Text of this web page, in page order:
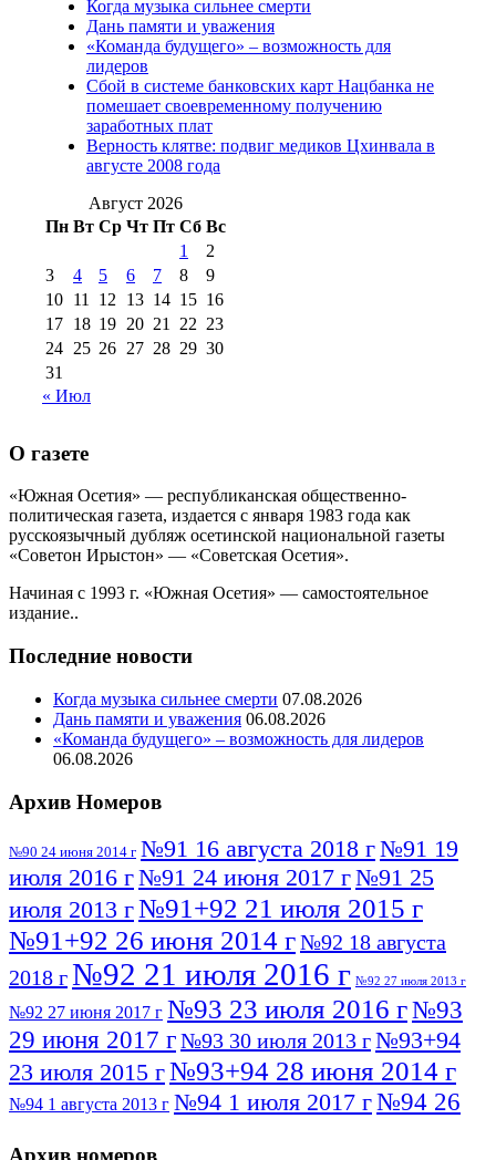
(15)№98 1 августа 2015 г
августа 2016 г(10)№98 5 июля 2014 г
№98 8 августа 2013 г(9) №98 14
августа 2012 г(14)
2017 г(9) №99 4 августа 2015 г
№99 4 августа
августа 2012 г(11)
августа 2013 г
(12)
Когда музыка сильнее смерти
Дань памяти и уважения
«Команда будущего» – возможность для
лидеров
Сбой в системе банковских карт Нацбанка не
помешает своевременному получению
заработных плат
Верность клятве: подвиг медиков Цхинвала в
августе 2008 года
Август 2026
Пн Вт Ср Чт Пт Сб Вс
1
2
3
4 5 6 7 8
9
10 11 12 13 14 15 16
17 18 19 20 21 22 23
24 25 26 27 28 29 30
31
« Июл
О газете
«Южная Осетия» — республиканская общественно-
политическая газета, издается с января 1983 года как
русскоязычный дубляж осетинской национальной газеты
«Советон Ирыстон» — «Советская Осетия».
Начиная с 1993 г. «Южная Осетия» — самостоятельное
издание..
Последние новости
Когда музыка сильнее смерти 07.08.2026
Дань памяти и уважения 06.08.2026
«Команда будущего» – возможность для лидеров
06.08.2026
Архив Номеров
№90 24 июня 2014 г №91 16 августа 2018 г№91 19
июля 2016 г№91 24 июня 2017 г№91 25
июля 2013 г№91+92 21 июля 2015 г
№91+92 26 июня 2014 г№92 18 августа
2018 г№92 21 июля 2016 г №92 27 июля 2013 г
№92 27 июня 2017 г №93 23 июля 2016 г№93
29 июня 2017 г№93 30 июля 2013 г№93+94
23 июля 2015 г№93+94 28 июня 2014 г
№94 1 августа 2013 г №94 1 июля 2017 г№94 26
Архив номеров